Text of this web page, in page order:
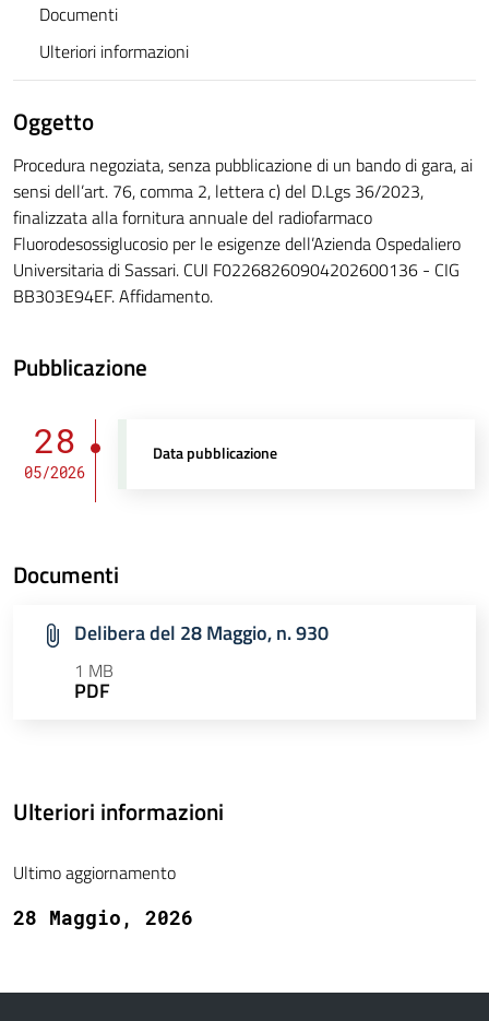
Documenti
Ulteriori informazioni
Oggetto
Procedura negoziata, senza pubblicazione di un bando di gara, ai
sensi dell’art. 76, comma 2, lettera c) del D.Lgs 36/2023,
finalizzata alla fornitura annuale del radiofarmaco
Fluorodesossiglucosio per le esigenze dell’Azienda Ospedaliero
Universitaria di Sassari. CUI F02268260904202600136 - CIG
BB303E94EF. Affidamento.
Pubblicazione
28
05/2026
Data pubblicazione
Documenti
Delibera del 28 Maggio, n. 930
1 MB
PDF
Ulteriori informazioni
Ultimo aggiornamento
28 Maggio, 2026